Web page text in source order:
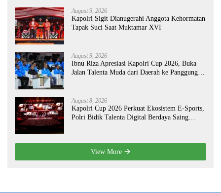
August 9, 2026
Kapolri Sigit Dianugerahi Anggota Kehormatan
Tapak Suci Saat Muktamar XVI
August 9, 2026
Ibnu Riza Apresiasi Kapolri Cup 2026, Buka
Jalan Talenta Muda dari Daerah ke Panggung
August 8, 2026
Kapolri Cup 2026 Perkuat Ekosistem E-Sports,
Polri Bidik Talenta Digital Berdaya Saing
View More